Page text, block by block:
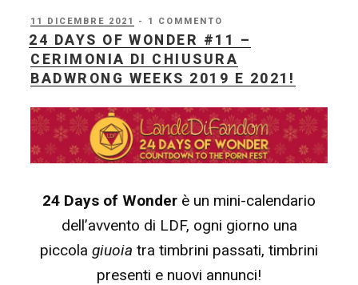
PUBBLICATO
IL
11 DICEMBRE 2021 - 1 COMMENTO
24 DAYS OF WONDER #11 –
CERIMONIA DI CHIUSURA
BADWRONG WEEKS 2019 E 2021!
24 Days of Wonder è un mini-calendario
dell’avvento di LDF, ogni giorno una
piccola giuoia tra timbrini passati, timbrini
presenti e nuovi annunci!